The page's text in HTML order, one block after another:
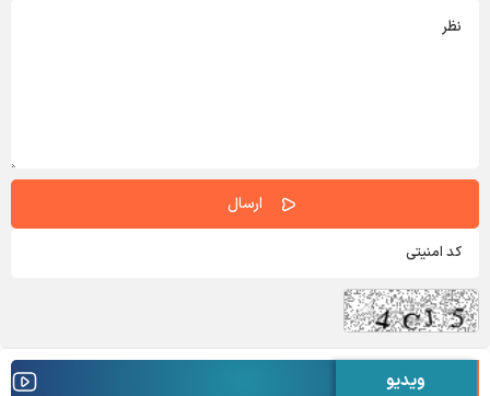
ویدیو